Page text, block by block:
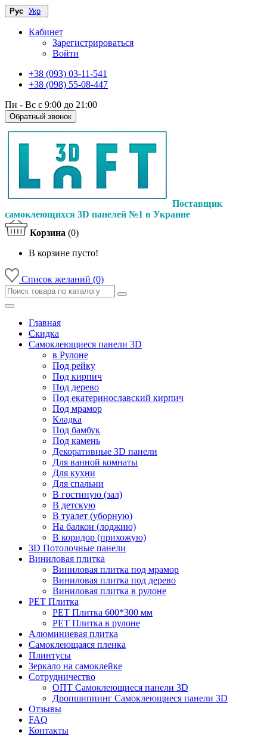
Рус Укр
Кабинет
Зарегистрироваться
Войти
+38 (093) 03-11-541
+38 (098) 55-08-447
Пн - Вс с 9:00 до 21:00
Обратный звонок
Поставщик
самоклеющихся 3D панелей №1 в Украине
Корзина (0)
В корзине пусто!
Список желаний (0)
Главная
Скидка
Самоклеющиеся панели 3D
в Рулоне
Под рейку
Под кирпич
Под дерево
Под екатеринославский кирпич
Под мрамор
Кладка
Под бамбук
Под камень
Декоративные 3D панели
Для ванной комнаты
Для кухни
Для спальни
В гостиную (зал)
В детскую
В туалет (уборную)
На балкон (лоджию)
В коридор (прихожую)
3D Потолочные панели
Виниловая плитка
Виниловая плитка под мрамор
Виниловая плитка под дерево
Виниловая плитка в рулоне
PET Плитка
PET Плитка 600*300 мм
PET Плитка в рулоне
Алюминиевая плитка
Самоклеющаяся пленка
Плинтусы
Зеркало на самоклейке
Сотрудничество
ОПТ Самоклеющиеся панели 3D
Дропшиппинг Самоклеющиеся панели 3D
Отзывы
FAQ
Контакты